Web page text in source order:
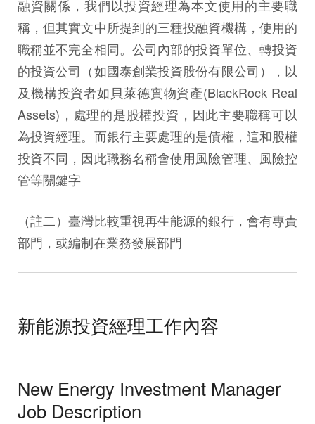
融資關係，我們以投資經理為本文使用的主要職
稱，但其實文中所提到的三種投融資機構，使用的
職稱並不完全相同。公司內部的投資單位、轉投資
的投資公司（如國泰創業投資股份有限公司），以
及機構投資者如貝萊德實物資產(BlackRock Real
Assets)，處理的是股權投資，因此主要職稱可以
為投資經理。而銀行主要處理的是債權，這和股權
投資不同，因此職務名稱會使用風險管理、風險控
管等關鍵字
（註二）臺灣比較重視再生能源的銀行，會有專責
部門，或編制在業務發展部門
新能源投資經理工作內容
New Energy Investment Manager
Job Description